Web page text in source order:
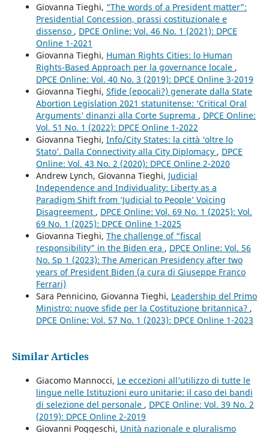
Giovanna Tieghi, “The words of a President matter”:
Presidential Concession, prassi costituzionale e
dissenso , DPCE Online: Vol. 46 No. 1 (2021): DPCE
Online 1-2021
Giovanna Tieghi, Human Rights Cities: lo Human
Rights-Based Approach per la governance locale ,
DPCE Online: Vol. 40 No. 3 (2019): DPCE Online 3-2019
Giovanna Tieghi, Sfide (epocali?) generate dalla State
Abortion Legislation 2021 statunitense: ‘Critical Oral
Arguments’ dinanzi alla Corte Suprema , DPCE Online:
Vol. 51 No. 1 (2022): DPCE Online 1-2022
Giovanna Tieghi, Info/City States: la città ‘oltre lo
Stato’. Dalla Connectivity alla City Diplomacy , DPCE
Online: Vol. 43 No. 2 (2020): DPCE Online 2-2020
Andrew Lynch, Giovanna Tieghi, Judicial
Independence and Individuality: Liberty as a
Paradigm Shift from ‘Judicial to People’ Voicing
Disagreement , DPCE Online: Vol. 69 No. 1 (2025): Vol.
69 No. 1 (2025): DPCE Online 1-2025
Giovanna Tieghi, The challenge of “fiscal
responsibility” in the Biden era , DPCE Online: Vol. 56
No. Sp 1 (2023): The American Presidency after two
years of President Biden (a cura di Giuseppe Franco
Ferrari)
Sara Pennicino, Giovanna Tieghi, Leadership del Primo
Ministro: nuove sfide per la Costituzione britannica? ,
DPCE Online: Vol. 57 No. 1 (2023): DPCE Online 1-2023
Similar Articles
Giacomo Mannocci, Le eccezioni all’utilizzo di tutte le
lingue nelle Istituzioni euro unitarie: il caso dei bandi
di selezione del personale , DPCE Online: Vol. 39 No. 2
(2019): DPCE Online 2-2019
Giovanni Poggeschi, Unità nazionale e pluralismo